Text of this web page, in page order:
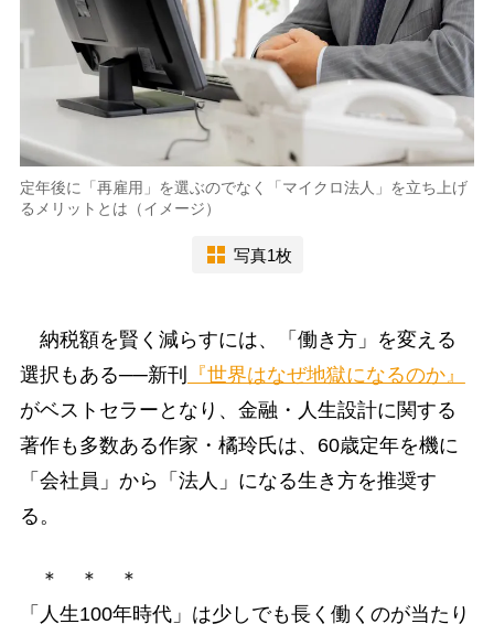
定年後に「再雇用」を選ぶのでなく「マイクロ法人」を立ち上げ
るメリットとは（イメージ）
写真1枚
納税額を賢く減らすには、「働き方」を変える
選択もある──新刊
『世界はなぜ地獄になるのか』
がベストセラーとなり、金融・人生設計に関する
著作も多数ある作家・橘玲氏は、60歳定年を機に
「会社員」から「法人」になる生き方を推奨す
る。
＊ ＊ ＊
「人生100年時代」は少しでも長く働くのが当たり